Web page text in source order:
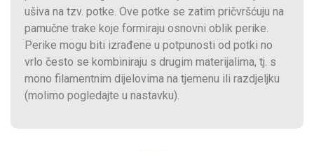
ušiva na tzv. potke. Ove potke se zatim pričvršćuju na
pamučne trake koje formiraju osnovni oblik perike.
Perike mogu biti izrađene u potpunosti od potki no
vrlo često se kombiniraju s drugim materijalima, tj. s
mono filamentnim dijelovima na tjemenu ili razdjeljku
(molimo pogledajte u nastavku).